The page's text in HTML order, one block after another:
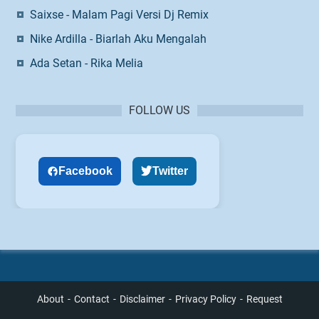
Saixse - Malam Pagi Versi Dj Remix
Nike Ardilla - Biarlah Aku Mengalah
Ada Setan - Rika Melia
FOLLOW US
Facebook Twitter
About Contact Disclaimer Privacy Policy Request